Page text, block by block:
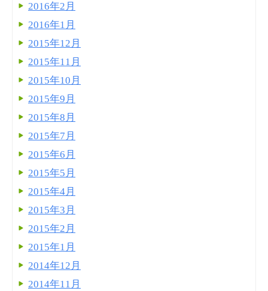
2016年2月
2016年1月
2015年12月
2015年11月
2015年10月
2015年9月
2015年8月
2015年7月
2015年6月
2015年5月
2015年4月
2015年3月
2015年2月
2015年1月
2014年12月
2014年11月